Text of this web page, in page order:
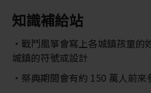
知識補給站
戰鬥風箏會寫上各城鎮孩童的
城鎮的符號或設計
祭典期間會有約 150 萬人前來